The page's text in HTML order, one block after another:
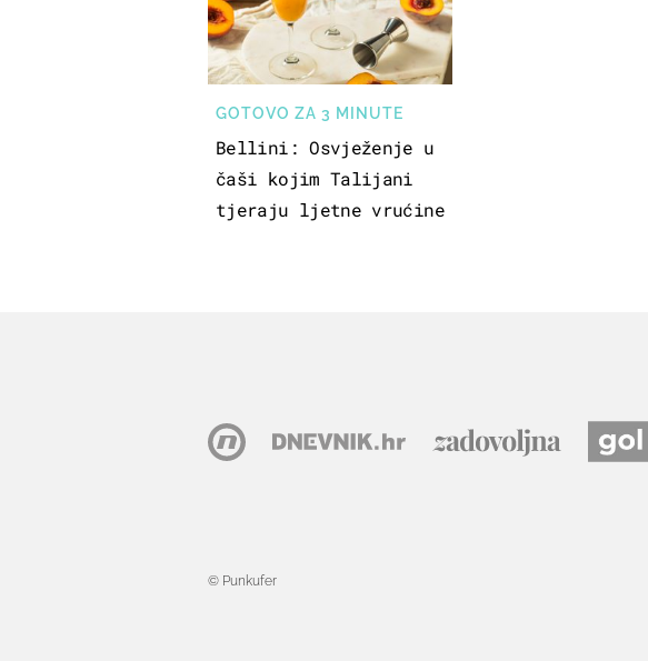
GOTOVO ZA 3 MINUTE
Bellini: Osvježenje u
čaši kojim Talijani
tjeraju ljetne vrućine
© Punkufer